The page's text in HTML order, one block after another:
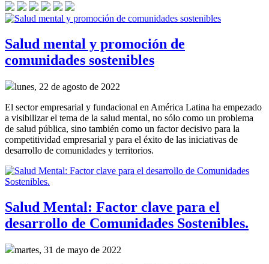
Salud mental y promoción de
comunidades sostenibles
lunes, 22 de agosto de 2022
El sector empresarial y fundacional en América Latina ha empezado
a visibilizar el tema de la salud mental, no sólo como un problema
de salud pública, sino también como un factor decisivo para la
competitividad empresarial y para el éxito de las iniciativas de
desarrollo de comunidades y territorios.
Salud Mental: Factor clave para el
desarrollo de Comunidades Sostenibles.
martes, 31 de mayo de 2022